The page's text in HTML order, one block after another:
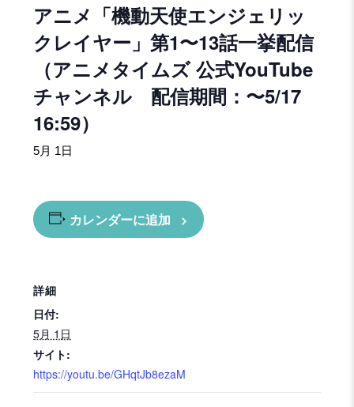
アニメ「機動天使エンジェリッ
クレイヤー」第1〜13話一挙配信
（アニメタイムズ 公式YouTube
チャンネル 配信期間：〜5/17
16:59）
5月 1日
カレンダーに追加
詳細
日付:
5月 1日
サイト:
https://youtu.be/GHqtJb8ezaM